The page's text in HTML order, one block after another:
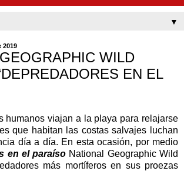
▼
2019
WILD
EN EL
humanos viajan a la playa para relajarse
que habitan las costas salvajes luchan
día a día. En esta ocasión, por medio
en el paraíso National Geographic Wild
más mortíferos en sus proezas